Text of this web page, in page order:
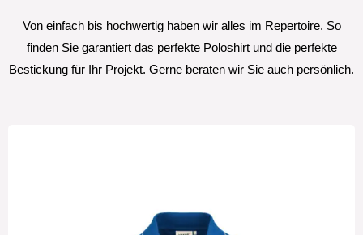
Von einfach bis hochwertig haben wir alles im Repertoire. So
finden Sie garantiert das perfekte Poloshirt und die perfekte
Bestickung für Ihr Projekt. Gerne beraten wir Sie auch persönlich.